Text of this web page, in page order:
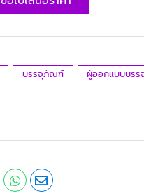
บรรจุภัณฑ์ ผู้ออกแบบบร